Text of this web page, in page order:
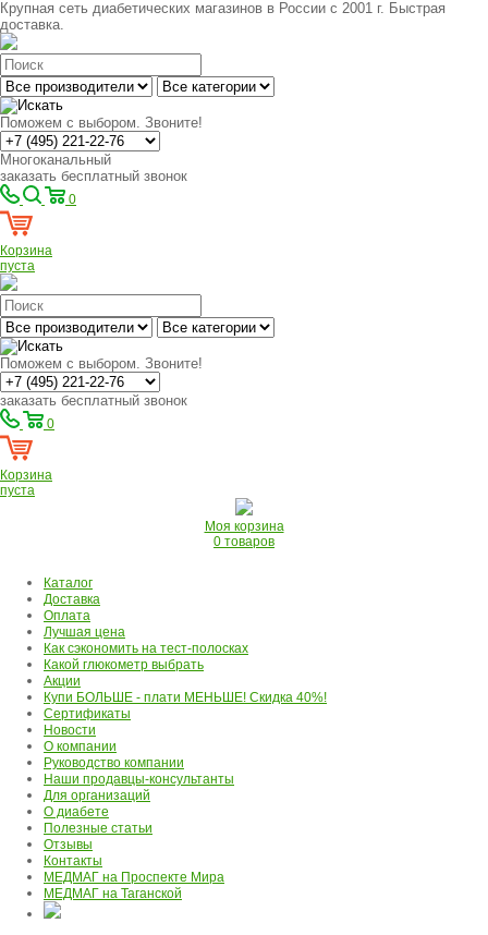
Крупная сеть диабетических магазинов в России с 2001 г. Быстрая
доставка.
Поможем с выбором. Звоните!
Многоканальный
заказать бесплатный звонок
0
Корзина
пуста
Поможем с выбором. Звоните!
заказать бесплатный звонок
0
Корзина
пуста
Моя корзина
0 товаров
Каталог
Доставка
Оплата
Лучшая цена
Как сэкономить на тест-полосках
Какой глюкометр выбрать
Акции
Купи БОЛЬШЕ - плати МЕНЬШЕ! Скидка 40%!
Сертификаты
Новости
О компании
Руководство компании
Наши продавцы-консультанты
Для организаций
О диабете
Полезные статьи
Отзывы
Контакты
МЕДМАГ на Проспекте Мира
МЕДМАГ на Таганской